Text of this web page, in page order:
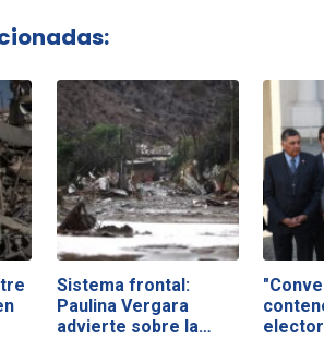
Sistema frontal:
Paulina Vergara
advierte sobre la…